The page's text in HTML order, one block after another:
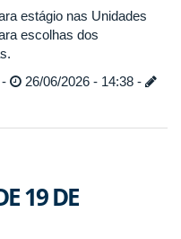
estágio nas Unidades
escolhas dos
26/06/2026 - 14:38 -
19 DE